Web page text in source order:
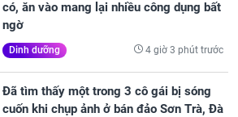
có, ăn vào mang lại nhiều công dụng bất
ngờ
Dinh dưỡng 4 giờ 3 phút trước
Đã tìm thấy một trong 3 cô gái bị sóng
cuốn khi chụp ảnh ở bán đảo Sơn Trà, Đà